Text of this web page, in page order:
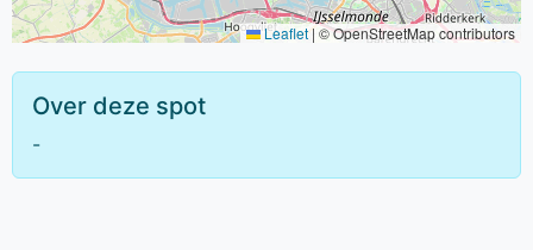
Leaflet| © OpenStreetMap contributors
Over deze spot
-